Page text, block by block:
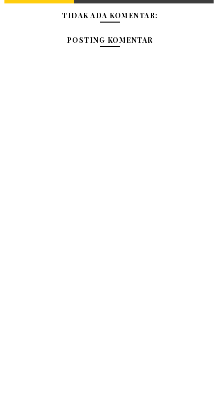
TIDAK ADA KOMENTAR:
POSTING KOMENTAR